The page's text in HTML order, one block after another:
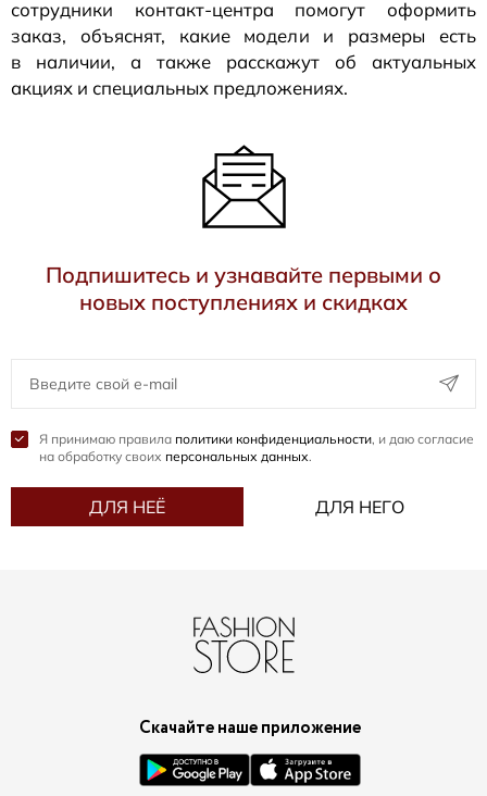
сотрудники контакт-центра помогут оформить
заказ, объяснят, какие модели и размеры есть
в наличии, а также расскажут об актуальных
акциях и специальных предложениях.
Подпишитесь и узнавайте первыми о
новых поступлениях и скидках
Я принимаю правила политики конфиденциальности, и даю согласие
на обработку своих персональных данных.
ДЛЯ НЕЁ ДЛЯ НЕГО
Скачайте наше приложение